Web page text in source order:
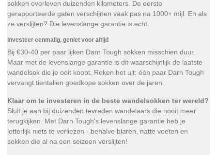
sokken overleven duizenden kilometers. De eerste
gerapporteerde gaten verschijnen vaak pas na 1000+ mijl. En als
ze verslijten? Die levenslange garantie is echt.
Investeer eenmalig, geniet voor altijd
Bij €30-40 per paar lijken Darn Tough sokken misschien duur.
Maar met de levenslange garantie is dit waarschijnlijk de laatste
wandelsok die je ooit koopt. Reken het uit: één paar Darn Tough
vervangt tientallen goedkope sokken over de jaren.
Klaar om te investeren in de beste wandelsokken ter wereld?
Sluit je aan bij duizenden tevreden wandelaars die nooit meer
terugkijken. Met Darn Tough's levenslange garantie heb je
letterlijk niets te verliezen - behalve blaren, natte voeten en
sokken die al na een seizoen verslijten!